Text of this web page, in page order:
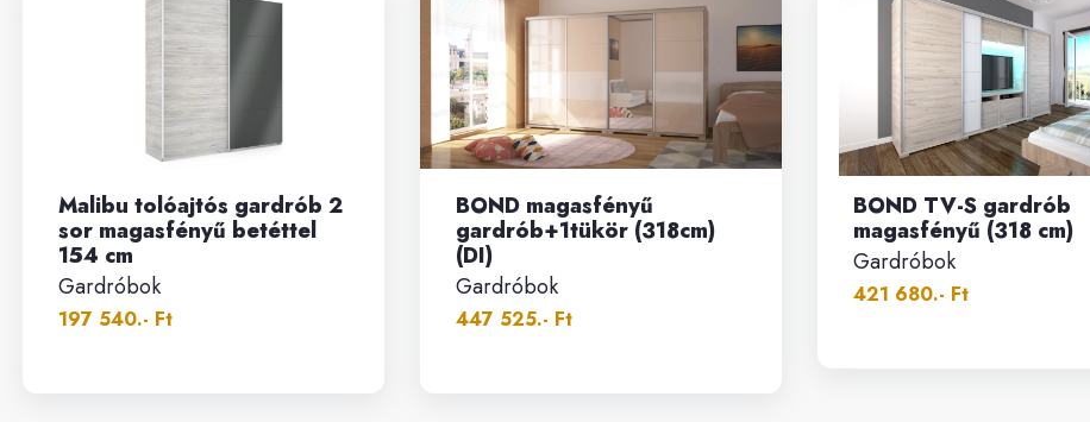
Malibu tolóajtós gardrób 2
sor magasfényű betéttel
154 cm
Gardróbok
197 540.- Ft
BOND magasfényű
gardrób+1tükör (318cm)
(DI)
Gardróbok
447 525.- Ft
BOND TV-S gardrób
magasfényű (318 cm)
Gardróbok
421 680.- Ft